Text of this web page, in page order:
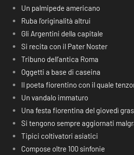
Un palmipede americano
Ruba l’originalità altrui
Gli Argentini della capitale
Si recita con il Pater Noster
Tribuno dell’antica Roma
Oggetti a base di caseina
Il poeta fiorentino con il quale
Un vandalo immaturo
Una festa fiorentina del giovedì
Si tengono sempre aggiornati
Tipici coltivatori asiatici
Compose oltre 100 sinfonie